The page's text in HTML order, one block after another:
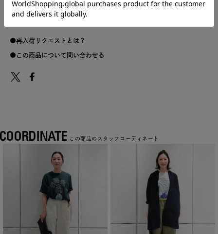
L 63
再入荷リクエストとは？
この商品について問い合わせる
この商品のスタッフコーディネート